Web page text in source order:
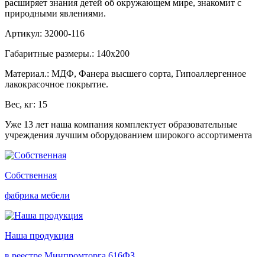
расширяет знания детей об окружающем мире, знакомит с
природными явлениями.
Артикул: 32000-116
Габаритные размеры.: 140х200
Материал.: МДФ, Фанера высшего сорта, Гипоаллергенное
лакокрасочное покрытие.
Вес, кг: 15
Уже 13 лет наша компания комплектует образовательные
учреждения лучшим оборудованием широкого ассортимента
Собственная
фабрика мебели
Наша продукция